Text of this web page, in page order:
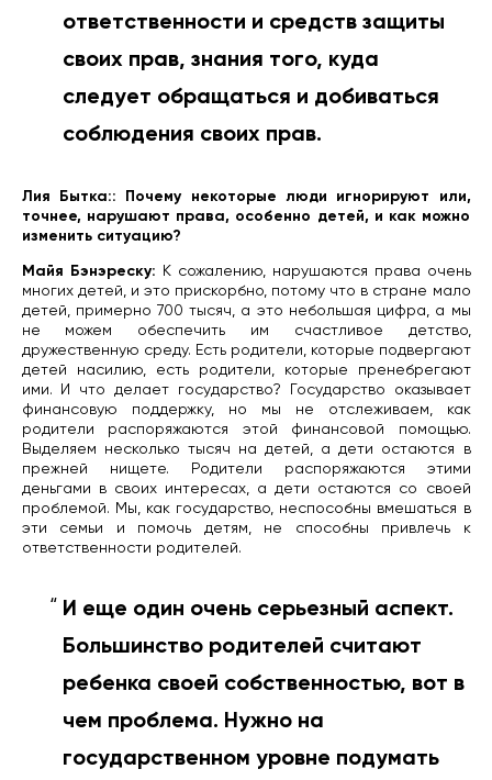
ответственности и средств защиты
своих прав, знания того, куда
следует обращаться и добиваться
соблюдения своих прав.
Лия Бытка:: Почему некоторые люди игнорируют или,
точнее, нарушают права, особенно детей, и как можно
изменить ситуацию?
Майя Бэнэреску:
К сожалению, нарушаются права очень
многих детей, и это прискорбно, потому что в стране мало
детей, примерно 700 тысяч, а это небольшая цифра, а мы
не можем обеспечить им счастливое детство,
дружественную среду. Есть родители, которые подвергают
детей насилию, есть родители, которые пренебрегают
ими. И что делает государство? Государство оказывает
финансовую поддержку, но мы не отслеживаем, как
родители распоряжаются этой финансовой помощью.
Выделяем несколько тысяч на детей, а дети остаются в
прежней нищете. Родители распоряжаются этими
деньгами в своих интересах, а дети остаются со своей
проблемой. Мы, как государство, неспособны вмешаться в
эти семьи и помочь детям, не способны привлечь к
ответственности родителей.
И еще один очень серьезный аспект.
Большинство родителей считают
ребенка своей собственностью, вот в
чем проблема. Нужно на
государственном уровне подумать